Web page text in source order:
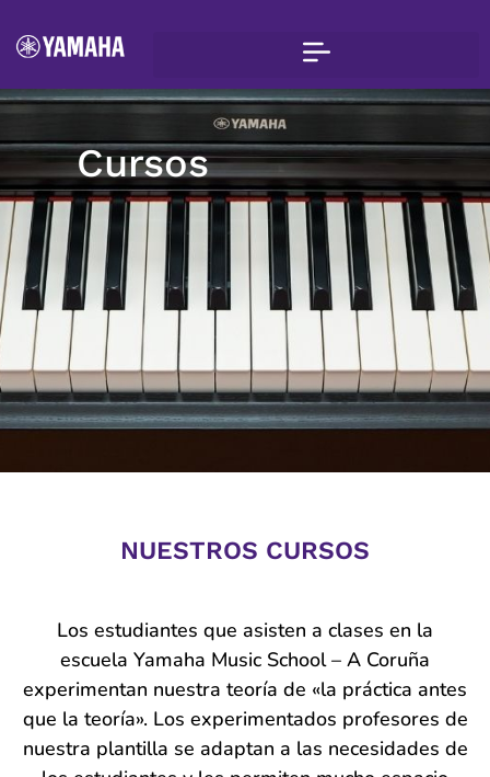
Cursos
NUESTROS CURSOS
Los estudiantes que asisten a clases en la
escuela Yamaha Music School – A Coruña
experimentan nuestra teoría de «la práctica antes
que la teoría». Los experimentados profesores de
nuestra plantilla se adaptan a las necesidades de